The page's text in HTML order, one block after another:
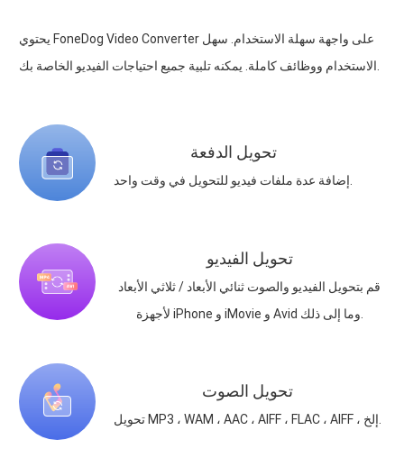
يحتوي FoneDog Video Converter على واجهة سهلة الاستخدام. سهل
تحويل الدفعة
تحويل الفيديو
قم بتحويل الفيديو والصوت ثنائي الأبعاد / ثلاثي الأبعاد
تحويل الصوت